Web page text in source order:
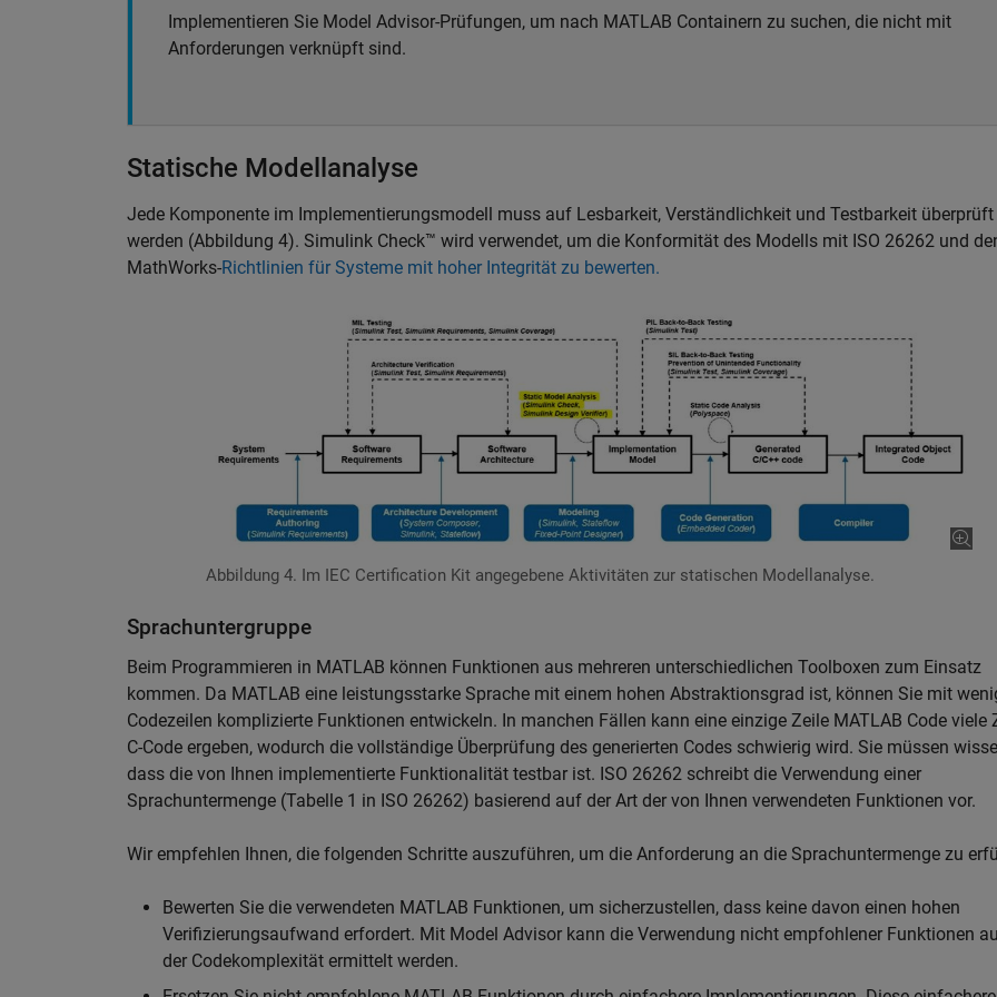
Implementieren Sie Model Advisor-Prüfungen, um nach MATLAB Containern zu suchen, die nicht mit
Anforderungen verknüpft sind.
Statische Modellanalyse
Jede Komponente im Implementierungsmodell muss auf Lesbarkeit, Verständlichkeit und Testbarkeit überprüft
werden (Abbildung 4). Simulink Check™ wird verwendet, um die Konformität des Modells mit ISO 26262 und
MathWorks-Richtlinien für Systeme mit hoher Integrität zu bewerten.
Abbildung 4. Im IEC Certification Kit angegebene Aktivitäten zur statischen Modellanalyse.
Sprachuntergruppe
Beim Programmieren in MATLAB können Funktionen aus mehreren unterschiedlichen Toolboxen zum Einsatz
kommen. Da MATLAB eine leistungsstarke Sprache mit einem hohen Abstraktionsgrad ist, können Sie mit
Codezeilen komplizierte Funktionen entwickeln. In manchen Fällen kann eine einzige Zeile MATLAB Code viele
C-Code ergeben, wodurch die vollständige Überprüfung des generierten Codes schwierig wird. Sie müssen
dass die von Ihnen implementierte Funktionalität testbar ist. ISO 26262 schreibt die Verwendung einer
Sprachuntermenge (Tabelle 1 in ISO 26262) basierend auf der Art der von Ihnen verwendeten Funktionen vor.
Wir empfehlen Ihnen, die folgenden Schritte auszuführen, um die Anforderung an die Sprachuntermenge zu
Bewerten Sie die verwendeten MATLAB Funktionen, um sicherzustellen, dass keine davon einen hohen
Verifizierungsaufwand erfordert. Mit Model Advisor kann die Verwendung nicht empfohlener Funktionen
der Codekomplexität ermittelt werden.